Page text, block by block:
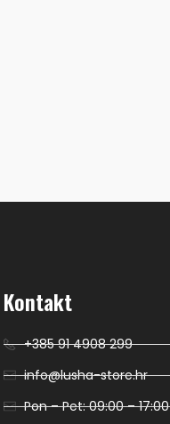
Kontakt
+385 91 4908 299
info@lusha-store.hr
Pon – Pet: 09:00 – 17:00